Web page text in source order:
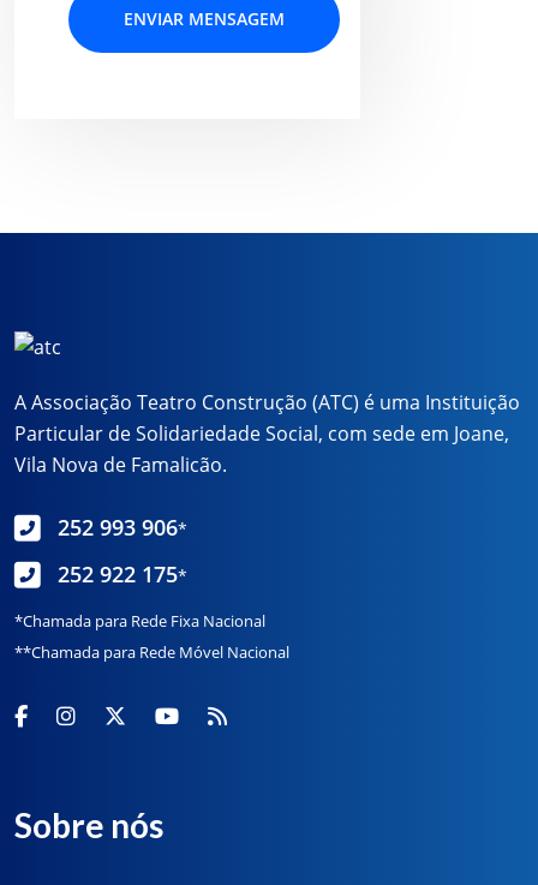
A Associação Teatro Construção (ATC) é uma Instituição
Particular de Solidariedade Social, com sede em Joane,
Vila Nova de Famalicão.
252 993 906*
252 922 175*
*Chamada para Rede Fixa Nacional
**Chamada para Rede Móvel Nacional
Sobre nós